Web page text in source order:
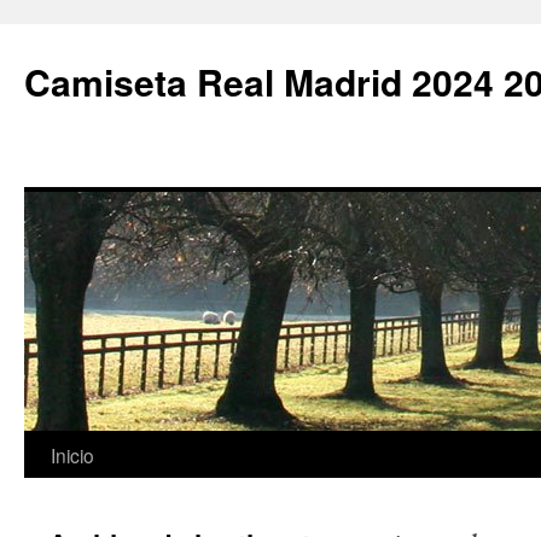
Camiseta Real Madrid 2024
Saltar
Inicio